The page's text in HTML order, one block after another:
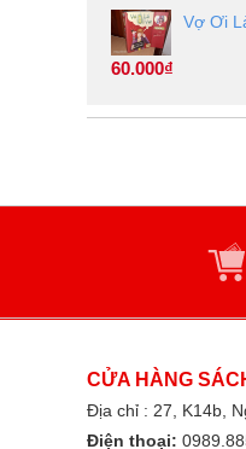
Vợ Ơi
60.000₫
CỬA HÀNG
Địa chỉ : 27, K14b,
Điện thoại: